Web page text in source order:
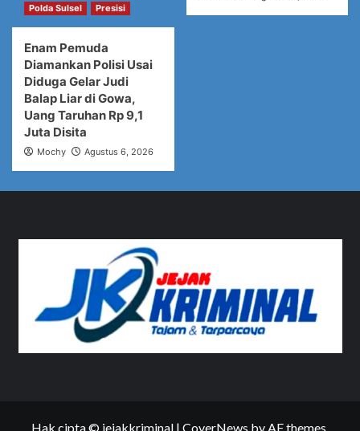
Polda Sulsel
Presisi
Enam Pemuda
Diamankan Polisi Usai
Diduga Gelar Judi
Balap Liar di Gowa,
Uang Taruhan Rp 9,1
Juta Disita
Mochy Agustus 6, 2026
Hak cipta © jejakkriminal | CoverNews by AF themes.